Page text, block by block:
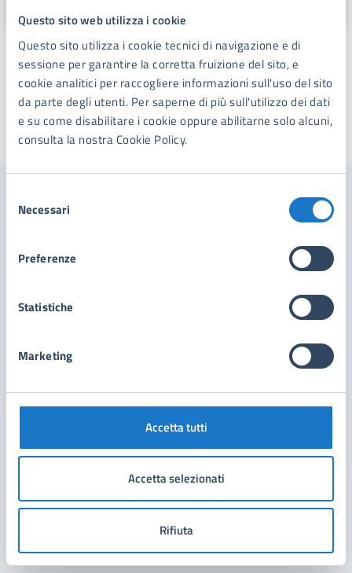
Questo sito web utilizza i cookie
Questo sito utilizza i cookie tecnici di navigazione e di
sessione per garantire la corretta fruizione del sito, e
cookie analitici per raccogliere informazioni sull'uso del sito
da parte degli utenti. Per saperne di più sull'utilizzo dei dati
e su come disabilitare i cookie oppure abilitarne solo alcuni,
consulta la nostra Cookie Policy.
delNecessari
Preferenze
Statistiche
Marketing
Accetta tutti
Accetta selezionati
Rifiuta
Ultimo aggiornamento:07/03/2026, 13:13
Servizi
Pagamenti PagoPA